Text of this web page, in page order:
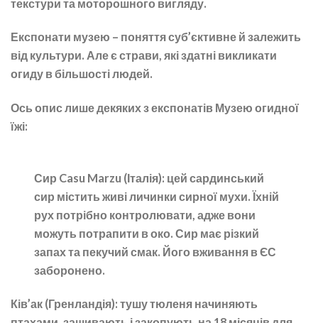
текстури та моторошного вигляду.
Експонати музею – поняття суб’єктивне й залежить
від культури. Але є страви, які здатні викликати
огиду в більшості людей.
Ось опис лише декяких з експонатів Музею огидної
їжі:
Сир Casu Marzu (Італія): цей сардинський
сир містить живі личинки сирної мухи. Їхній
рух потрібно контролювати, адже вони
можуть потрапити в око. Сир має різкий
запах та пекучий смак. Його вживання в ЄС
заборонено.
Ків’ак (Гренландія): тушу тюленя начиняють